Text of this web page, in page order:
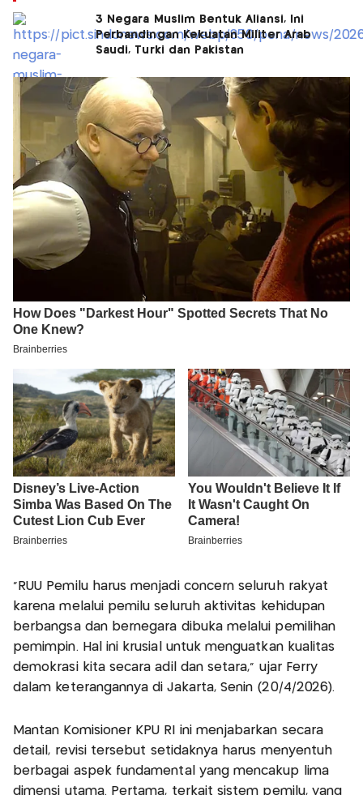
3 Negara Muslim Bentuk Aliansi, Ini
Perbandingan Kekuatan Militer Arab
Saudi, Turki dan Pakistan
"RUU Pemilu harus menjadi concern seluruh rakyat
karena melalui pemilu seluruh aktivitas kehidupan
berbangsa dan bernegara dibuka melalui pemilihan
pemimpin. Hal ini krusial untuk menguatkan kualitas
demokrasi kita secara adil dan setara," ujar Ferry
dalam keterangannya di Jakarta, Senin (20/4/2026).
Mantan Komisioner KPU RI ini menjabarkan secara
detail, revisi tersebut setidaknya harus menyentuh
berbagai aspek fundamental yang mencakup lima
dimensi utama. Pertama, terkait sistem pemilu, yang